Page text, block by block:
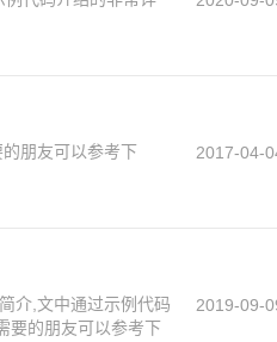
朋友可以参考下 2017-04-
介,文中通过示例代码
要的朋友可以参考下
2019-09-